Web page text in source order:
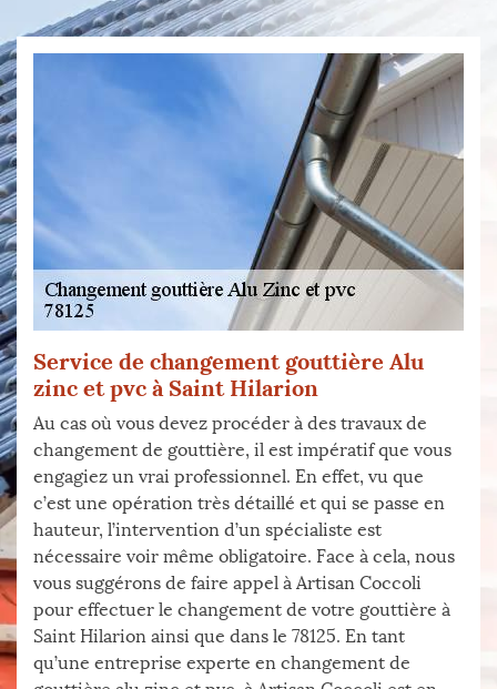
Service de changement gouttière Alu
zinc et pvc à Saint Hilarion
Au cas où vous devez procéder à des travaux de
changement de gouttière, il est impératif que vous
engagiez un vrai professionnel. En effet, vu que
c’est une opération très détaillé et qui se passe en
hauteur, l’intervention d’un spécialiste est
nécessaire voir même obligatoire. Face à cela, nous
vous suggérons de faire appel à Artisan Coccoli
pour effectuer le changement de votre gouttière à
Saint Hilarion ainsi que dans le 78125. En tant
qu’une entreprise experte en changement de